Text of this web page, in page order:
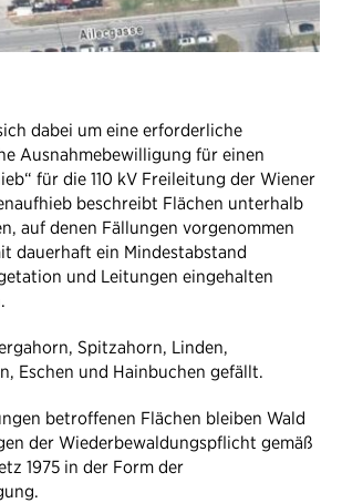
dabei um eine erforderliche
Ausnahmebewilligung für einen
für die 110 kV Freileitung der Wiener
beschreibt Flächen unterhalb
auf denen Fällungen vorgenommen
dauerhaft ein Mindestabstand
und Leitungen eingehalten
Spitzahorn, Linden,
Eschen und Hainbuchen gefällt.
betroffenen Flächen bleiben Wald
der Wiederbewaldungspflicht gemäß
1975 in der Form der